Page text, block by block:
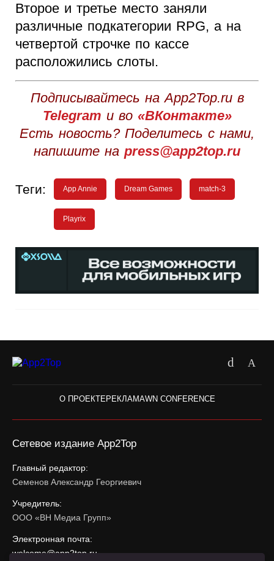
Второе и третье место заняли
различные подкатегории RPG, а на
четвертой строчке по кассе
расположились слоты.
Подписывайтесь на App2Top.ru в
Telegram и во «ВКонтакте»
Есть новость? Поделитесь с нами,
напишите на press@app2top.ru
Теги: App Annie Dream Games match-3
Playrix
О ПРОЕКТЕРЕКЛАМАWN CONFERENCE
Сетевое издание App2Top
Главный редактор:
Семенов Александр Георгиевич
Учредитель:
ООО «ВН Медиа Групп»
Электронная почта:
welcome@app2top.ru